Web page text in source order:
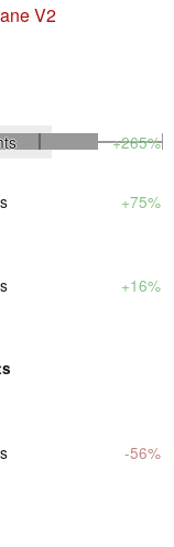
V2
+265%
+75%
+16%
-56%